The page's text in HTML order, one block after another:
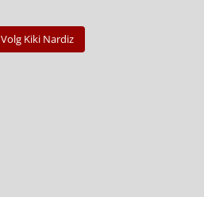
Volg Kiki Nardiz